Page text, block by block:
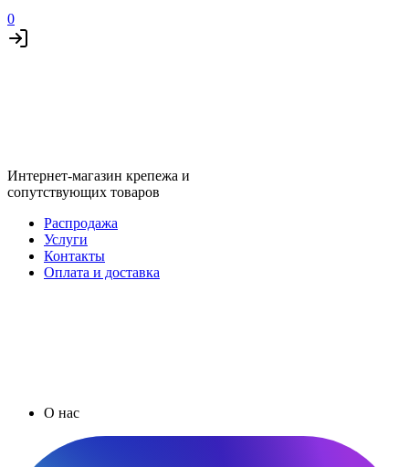
0
Интернет-магазин крепежа и
сопутствующих товаров
Распродажа
Услуги
Контакты
Оплата и доставка
О нас